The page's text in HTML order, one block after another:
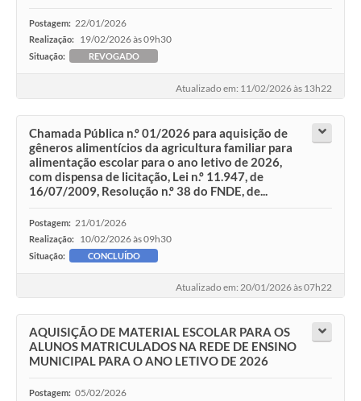
Postagem: 22/01/2026
Realização: 19/02/2026 às 09h30
Situação: REVOGADO
Atualizado em: 11/02/2026 às 13h22
Chamada Pública n.º 01/2026 para aquisição de
gêneros alimentícios da agricultura familiar para
alimentação escolar para o ano letivo de 2026,
com dispensa de licitação, Lei n.º 11.947, de
16/07/2009, Resolução n.º 38 do FNDE, de...
Postagem: 21/01/2026
Realização: 10/02/2026 às 09h30
Situação: CONCLUÍDO
Atualizado em: 20/01/2026 às 07h22
AQUISIÇÃO DE MATERIAL ESCOLAR PARA OS
ALUNOS MATRICULADOS NA REDE DE ENSINO
MUNICIPAL PARA O ANO LETIVO DE 2026
Postagem: 05/02/2026